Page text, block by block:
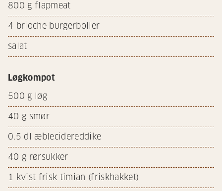
800 g flapmeat
4 brioche burgerboller
salat
Løgkompot
500 g løg
40 g smør
0.5 dl æblecidereddike
40 g rørsukker
1 kvist frisk timian (friskhakket)